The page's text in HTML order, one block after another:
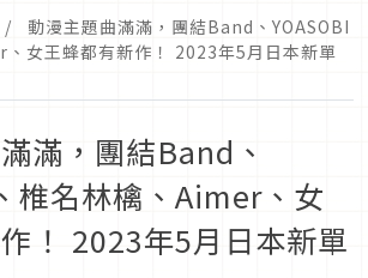
動漫主題曲滿滿，團結Band、YOASOBI
、女王蜂都有新作！ 2023年5月日本新單
滿，團結Band、
椎名林檎、Aimer、女
！ 2023年5月日本新單